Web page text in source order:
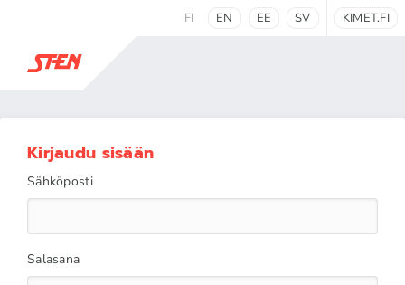
FI EN EE SV KIMET.FI
Kirjaudu sisään
Sähköposti
Salasana